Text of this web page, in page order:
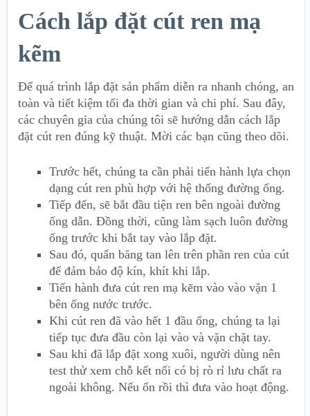
Cách lắp đặt cút ren mạ
kẽm
Để quá trình lắp đặt sản phẩm diễn ra nhanh chóng, an
toàn và tiết kiệm tối đa thời gian và chi phí. Sau đây,
các chuyên gia của chúng tôi sẽ hướng dẫn cách lắp
đặt cút ren đúng kỹ thuật. Mời các bạn cũng theo dõi.
Trước hết, chúng ta cần phải tiến hành lựa chọn
dạng cút ren phù hợp với hệ thống đường ống.
Tiếp đến, sẽ bắt đầu tiện ren bên ngoài đường
ống dẫn. Đồng thời, cũng làm sạch luôn đường
ống trước khi bắt tay vào lắp đặt.
Sau đó, quấn băng tan lên trên phần ren của cút
để đảm bảo độ kín, khít khi lắp.
Tiến hành đưa cút ren mạ kẽm vào vào vặn 1
bên ống nước trước.
Khi cút ren đã vào hết 1 đầu ống, chúng ta lại
tiếp tục đưa đầu còn lại vào và vặn chặt tay.
Sau khi đã lắp đặt xong xuôi, người dùng nên
test thử xem chỗ kết nối có bị rò rỉ lưu chất ra
ngoài không. Nếu ổn rồi thì đưa vào hoạt động.